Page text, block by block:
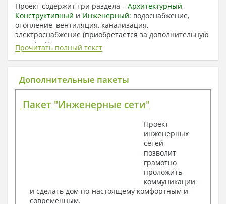
Проект содержит три раздела – Архитектурный,
Конструктивный и Инженерный: водоснабжение,
отопление, вентиляция, канализация,
электроснабжение (приобретается за дополнительную
плату) + Пояснительная записка.
1. Архитектурный раздел:
Общие данные по проекту
План координационных осей
Поэтажные маркировочные планы с
Разрезы и состав конструкций
Фасады с ведомостью внешних отделок
Элементы проемов – спецификация
Ведомость перемычек – сечения и
Объемы основных строительных материалов
Прочитать полный текст
Дополнительные пакеты
Пакет "Инженерные сети"
Проект
инженерных
сетей
позволит
грамотно
проложить
коммуникации
и сделать дом по-настоящему комфортным и
современным.